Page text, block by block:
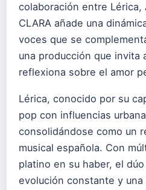
colaboración entre Lérica,
CLARA añade una
voces que se
una producción que invita
reflexiona sobre el amor
Lérica, conocido por su
pop con influencias
consolidándose como un
musical española. Con
platino en su haber, el
evolución constante y una